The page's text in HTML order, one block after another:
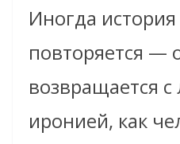
Иногда
повторяется —
возвращается с
иронией, как